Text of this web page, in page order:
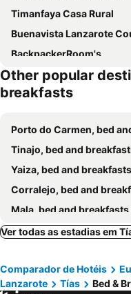
Timanfaya Casa Rural
Buenavista Lanzarote
BackpackerRoom's
Other popular
breakfasts
Porto do Carmen, bed and
Tinajo, bed and
Yaiza, bed and breakfasts
Corralejo, bed and
Mala, bed and breakfasts
Famara, bed and
Ver todas as estadias em
Comparador de Hotéis
Lanzarote
Tías Bed &